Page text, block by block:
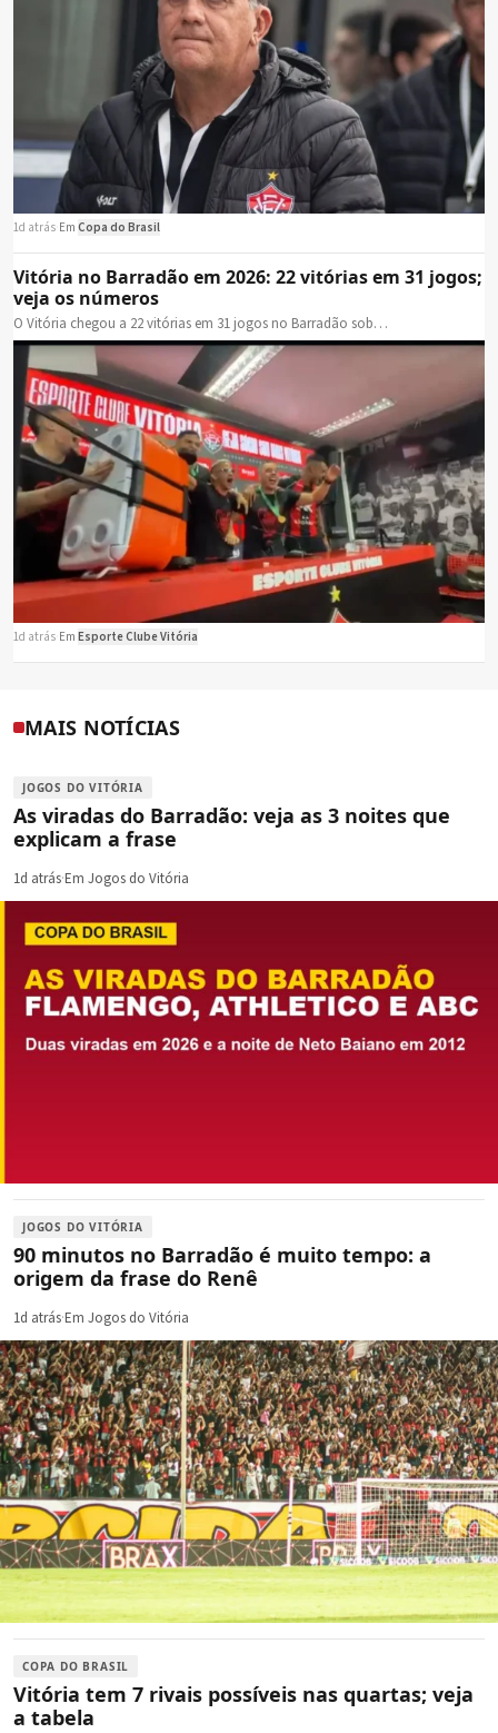
1d atrás Em Copa do Brasil
Vitória no Barradão em 2026: 22 vitórias em 31 jogos;
veja os números
O Vitória chegou a 22 vitórias em 31 jogos no Barradão sob…
1d atrás Em Esporte Clube Vitória
MAIS NOTÍCIAS
JOGOS DO VITÓRIA
As viradas do Barradão: veja as 3 noites que
explicam a frase
1d atrás·Em Jogos do Vitória
JOGOS DO VITÓRIA
90 minutos no Barradão é muito tempo: a
origem da frase do Renê
1d atrás·Em Jogos do Vitória
COPA DO BRASIL
Vitória tem 7 rivais possíveis nas quartas; veja
a tabela